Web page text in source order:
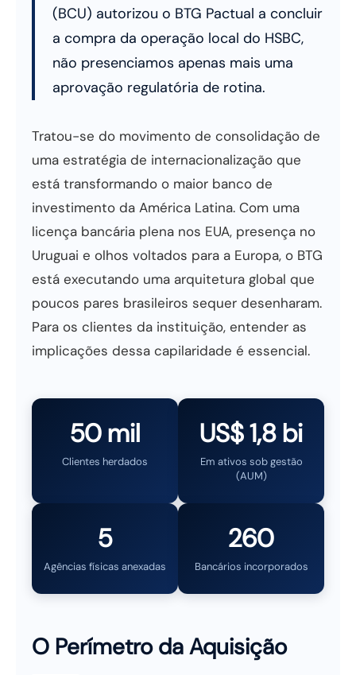
(BCU) autorizou o BTG Pactual a concluir
a compra da operação local do HSBC,
não presenciamos apenas mais uma
aprovação regulatória de rotina.
Tratou-se do movimento de consolidação de
uma estratégia de internacionalização que
está transformando o maior banco de
investimento da América Latina. Com uma
licença bancária plena nos EUA, presença no
Uruguai e olhos voltados para a Europa, o BTG
está executando uma arquitetura global que
poucos pares brasileiros sequer desenharam.
Para os clientes da instituição, entender as
implicações dessa capilaridade é essencial.
50 mil
Clientes herdados
US$ 1,8 bi
Em ativos sob gestão
(AUM)
5
Agências físicas anexadas
260
Bancários incorporados
O Perímetro da Aquisição